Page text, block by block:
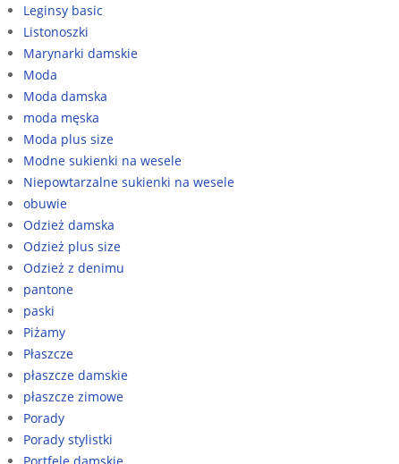
Leginsy basic
Listonoszki
Marynarki damskie
Moda
Moda damska
moda męska
Moda plus size
Modne sukienki na wesele
Niepowtarzalne sukienki na wesele
obuwie
Odzież damska
Odzież plus size
Odzież z denimu
pantone
paski
Piżamy
Płaszcze
płaszcze damskie
płaszcze zimowe
Porady
Porady stylistki